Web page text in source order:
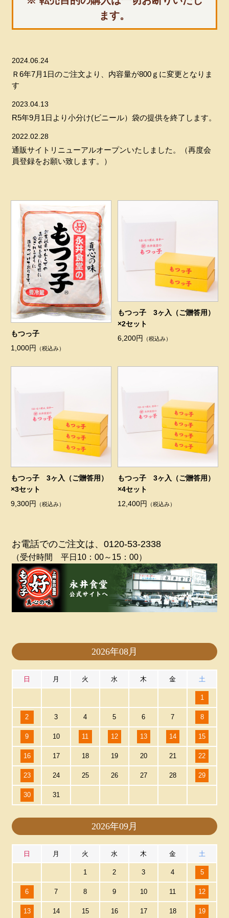
ます。
2024.06.24
Ｒ6年7月1日のご注文より、内容量が800ｇに変更となりま
す
2023.04.13
R5年9月1日より小分け(ビニール）袋の提供を終了します。
2022.02.28
通販サイトリニューアルオープンいたしました。（再度会
員登録をお願い致します。）
もつっ子
1,000円
（税込み）
もつっ子 3ヶ入（ご贈答用）
×2セット
6,200円
（税込み）
もつっ子 3ヶ入（ご贈答用）
×3セット
9,300円
（税込み）
もつっ子 3ヶ入（ご贈答用）
×4セット
12,400円
（税込み）
お電話でのご注文は、0120-53-2338
（受付時間 平日10：00～15：00）
2026年08月
日 月 火 水 木 金 土
1
2 3 4 5 6 7 8
9 10 11 12 13 14 15
16 17 18 19 20 21 22
23 24 25 26 27 28 29
30 31
2026年09月
日 月 火 水 木 金 土
1 2 3 4 5
6 7 8 9 10 11 12
13 14 15 16 17 18 19